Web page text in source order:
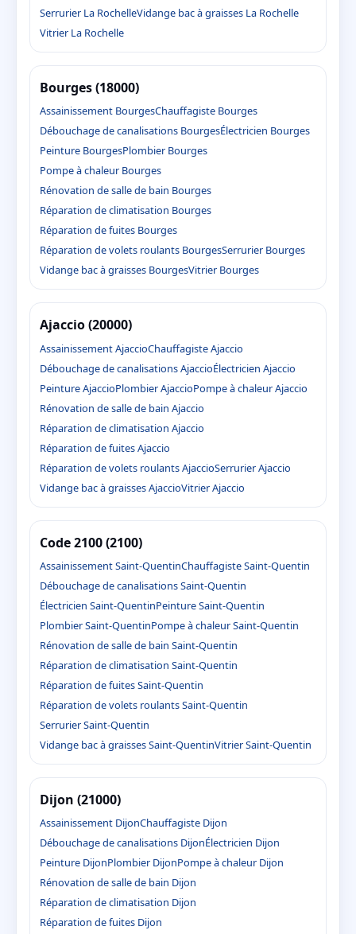
Serrurier La RochelleVidange bac à graisses La Rochelle
Vitrier La Rochelle
Bourges (18000)
Assainissement BourgesChauffagiste Bourges
Débouchage de canalisations BourgesÉlectricien Bourges
Peinture BourgesPlombier Bourges
Pompe à chaleur Bourges
Rénovation de salle de bain Bourges
Réparation de climatisation Bourges
Réparation de fuites Bourges
Réparation de volets roulants BourgesSerrurier Bourges
Vidange bac à graisses BourgesVitrier Bourges
Ajaccio (20000)
Assainissement AjaccioChauffagiste Ajaccio
Débouchage de canalisations AjaccioÉlectricien Ajaccio
Peinture AjaccioPlombier AjaccioPompe à chaleur Ajaccio
Rénovation de salle de bain Ajaccio
Réparation de climatisation Ajaccio
Réparation de fuites Ajaccio
Réparation de volets roulants AjaccioSerrurier Ajaccio
Vidange bac à graisses AjaccioVitrier Ajaccio
Code 2100 (2100)
Assainissement Saint-QuentinChauffagiste Saint-Quentin
Débouchage de canalisations Saint-Quentin
Électricien Saint-QuentinPeinture Saint-Quentin
Plombier Saint-QuentinPompe à chaleur Saint-Quentin
Rénovation de salle de bain Saint-Quentin
Réparation de climatisation Saint-Quentin
Réparation de fuites Saint-Quentin
Réparation de volets roulants Saint-Quentin
Serrurier Saint-Quentin
Vidange bac à graisses Saint-QuentinVitrier Saint-Quentin
Dijon (21000)
Assainissement DijonChauffagiste Dijon
Débouchage de canalisations DijonÉlectricien Dijon
Peinture DijonPlombier DijonPompe à chaleur Dijon
Rénovation de salle de bain Dijon
Réparation de climatisation Dijon
Réparation de fuites Dijon